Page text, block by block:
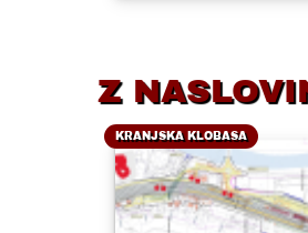
Z
KRANJSKA KLOBASA